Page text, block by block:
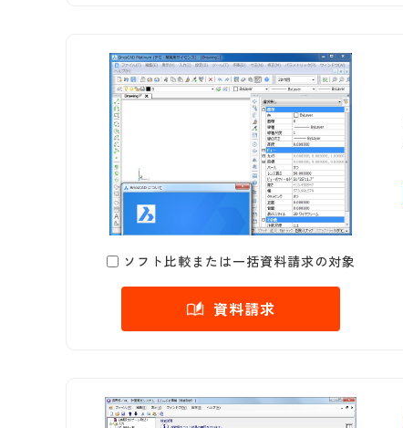
ソフト比較または一括資料請求の対象
資料請求